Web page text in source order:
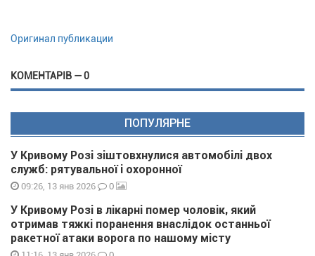
Оригинал публикации
КОМЕНТАРІВ — 0
ПОПУЛЯРНЕ
У Кривому Розі зіштовхнулися автомобілі двох
служб: рятувальної і охоронної
09:26, 13 янв 2026 0
У Кривому Розі в лікарні помер чоловік, який
отримав тяжкі поранення внаслідок останньої
ракетної атаки ворога по нашому місту